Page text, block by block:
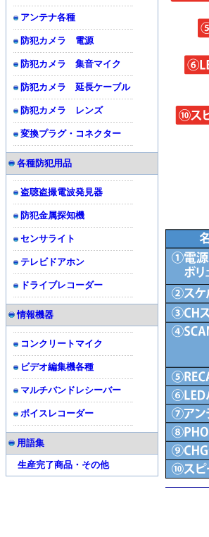
アンテナ各種
防犯カメラ 電源
防犯カメラ 集音マイク
防犯カメラ 延長ケーブル
防犯カメラ レンズ
変換プラグ・コネクター
各種防犯用品
盗聴盗撮電波発見器
防犯金属探知機
センサライト
テレビドアホン
ドライブレコーダー
情報機器
コンクリートマイク
ビデオ編集機各種
マルチバンドレシーバー
ボイスレコーダー
用語集
生産完了商品・その他